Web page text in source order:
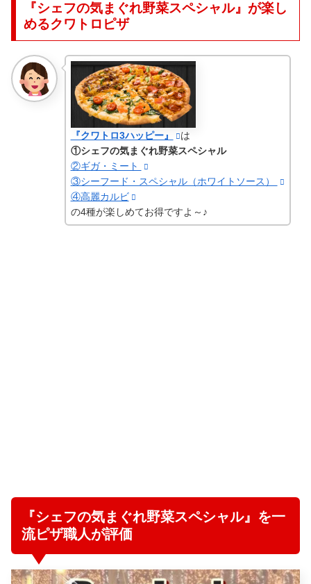
『シェフの気まぐれ野菜スペシャル』が楽し
めるクワトロピザ
『クワトロ3ハッピー』
は
①シェフの気まぐれ野菜スペシャル
②ギガ・ミート
③シーフード・スペシャル（ホワイトソース）
④高麗カルビ
の4種が楽しめてお得ですよ～♪
『シェフの気まぐれ野菜スペシャル』を一
流ピザ職人が評価